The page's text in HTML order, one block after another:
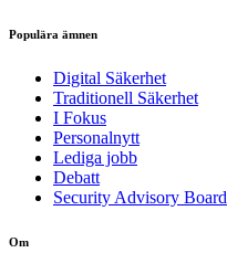
Populära ämnen
Digital Säkerhet
Traditionell Säkerhet
I Fokus
Personalnytt
Lediga jobb
Debatt
Security Advisory Board
Om